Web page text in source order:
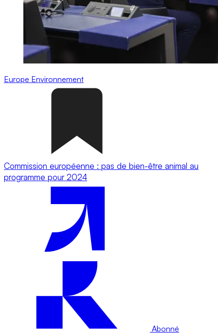
Europe Environnement
Commission européenne : pas de bien-être animal au
programme pour 2024
Abonné